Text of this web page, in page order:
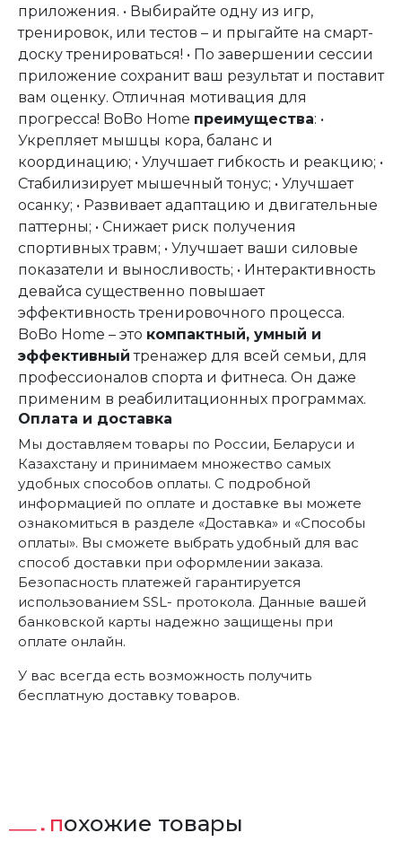
приложения. • Выбирайте одну из игр,
тренировок, или тестов – и прыгайте на смарт-
доску тренироваться! • По завершении сессии
приложение сохранит ваш результат и поставит
вам оценку. Отличная мотивация для
прогресса! BoBo Home преимущества: •
Укрепляет мышцы кора, баланс и
координацию; • Улучшает гибкость и реакцию; •
Стабилизирует мышечный тонус; • Улучшает
осанку; • Развивает адаптацию и двигательные
паттерны; • Снижает риск получения
спортивных травм; • Улучшает ваши силовые
показатели и выносливость; • Интерактивность
девайса существенно повышает
эффективность тренировочного процесса.
BoBo Home – это компактный, умный и
эффективный тренажер для всей семьи, для
профессионалов спорта и фитнеса. Он даже
применим в реабилитационных программах.
Оплата и доставка
Мы доставляем товары по России, Беларуси и
Казахстану и принимаем множество самых
удобных способов оплаты. С подробной
информацией по оплате и доставке вы можете
ознакомиться в разделе «Доставка» и «Способы
оплаты». Вы сможете выбрать удобный для вас
способ доставки при оформлении заказа.
Безопасность платежей гарантируется
использованием SSL- протокола. Данные вашей
банковской карты надежно защищены при
оплате онлайн.
У вас всегда есть возможность получить
бесплатную доставку товаров.
похожие товары